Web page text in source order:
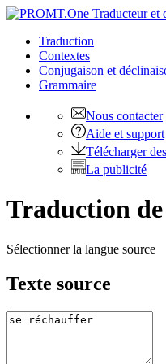
Traduction
Contextes
Conjugaison et
Grammaire
Nous contacter
Aide et support
Télécharger
La publicité
Traduction de
Sélectionner la langue source
Texte source